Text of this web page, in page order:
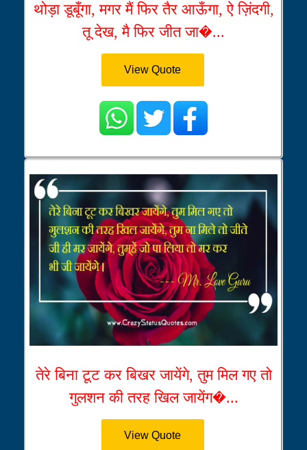
थोड़ा डूबूँगा, मगर मैं फिर तैर आऊँगा, ऐ ज़िंदगी,
तू देख, मै फिर जीत जा�...
View Quote
तेरे बिना टूट कर बिखर जायेंगे, तुम मिल गए तो
गुलशन की तरह खिल जायेंग�...
View Quote